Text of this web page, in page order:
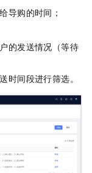
导购的时间；
的发送情况（等待
时间段进行筛选。